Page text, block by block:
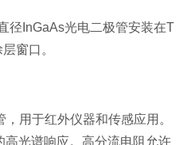
径InGaAs光电二极管安装在T
窗口。
用于红外仪器和传感应用。
光谱响应。高分流电阻允许